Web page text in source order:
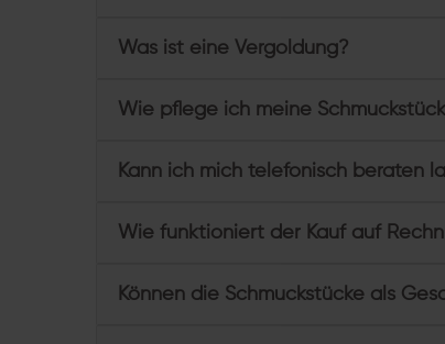
Was ist eine Vergoldung?
Wie pflege ich meine
Kann ich mich telefonisch beraten
Wie funktioniert der Kauf auf
Können die Schmuckstücke als